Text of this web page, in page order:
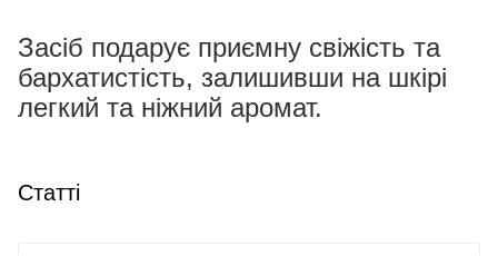
Засіб подарує приємну свіжість та
бархатистість, залишивши на шкірі
легкий та ніжний аромат.
Статті